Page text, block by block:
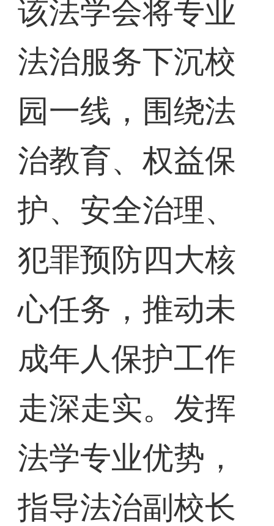
该法学会将专业
法治服务下沉校
园一线，围绕法
治教育、权益保
护、安全治理、
犯罪预防四大核
心任务，推动未
成年人保护工作
走深走实。发挥
法学专业优势，
指导法治副校长